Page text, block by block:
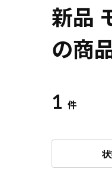
新品
の商
1 件